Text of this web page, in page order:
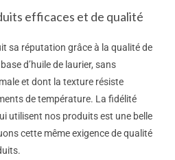
efficaces et de qualité
sa réputation grâce à la qualité de
d’huile de laurier, sans
et dont la texture résiste
de température. La fidélité
utilisent nos produits est une belle
cette même exigence de qualité